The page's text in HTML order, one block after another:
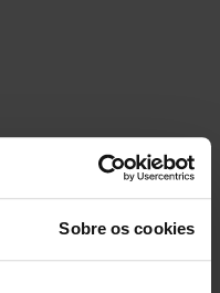
Sobre os cookies